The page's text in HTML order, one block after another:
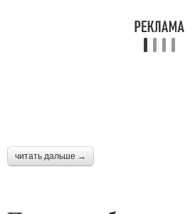
читать дальше →